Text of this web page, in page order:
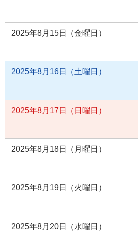
2025年8月15日（金曜日）
2025年8月16日（土曜日）
2025年8月17日（日曜日）
2025年8月18日（月曜日）
2025年8月19日（火曜日）
2025年8月20日（水曜日）